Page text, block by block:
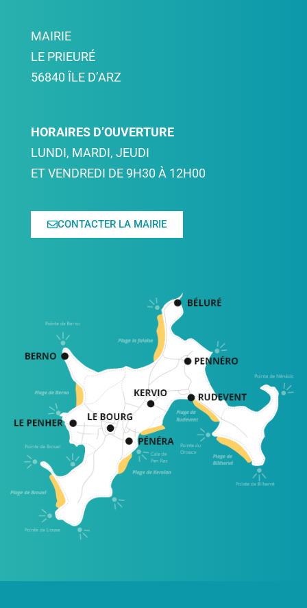
MAIRIE
LE PRIEURÉ
56840 ÎLE D’ARZ
HORAIRES D’OUVERTURE
LUNDI, MARDI, JEUDI
ET VENDREDI DE 9H30 À 12H00
CONTACTER LA MAIRIE